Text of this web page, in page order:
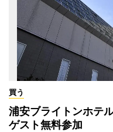
買う
浦安ブライトンホテ
ゲスト無料参加